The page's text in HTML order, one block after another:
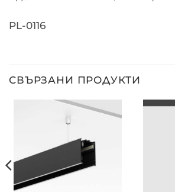
PL-0116
СВЪРЗАНИ ПРОДУКТИ